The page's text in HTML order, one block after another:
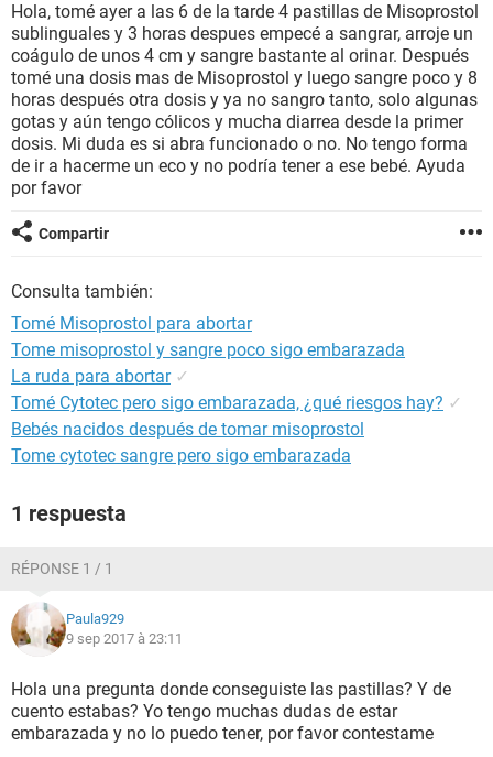
BIENESTAR
SEXUALIDAD
GLOSARIO
Hola, tomé ayer a las 6 de la tarde 4 pastillas de Misoprostol
sublinguales y 3 horas despues empecé a sangrar, arroje un
coágulo de unos 4 cm y sangre bastante al orinar. Después
tomé una dosis mas de Misoprostol y luego sangre poco y 8
horas después otra dosis y ya no sangro tanto, solo algunas
gotas y aún tengo cólicos y mucha diarrea desde la primer
dosis. Mi duda es si abra funcionado o no. No tengo forma
de ir a hacerme un eco y no podría tener a ese bebé. Ayuda
por favor
Compartir
Consulta también:
Tomé Misoprostol para abortar
Tome misoprostol y sangre poco sigo embarazada
La ruda para abortar ✓
Tomé Cytotec pero sigo embarazada, ¿qué riesgos hay? ✓
Bebés nacidos después de tomar misoprostol
Tome cytotec sangre pero sigo embarazada
1 respuesta
RÉPONSE 1 / 1
Paula929
9 sep 2017 à 23:11
Hola una pregunta donde conseguiste las pastillas? Y de
cuento estabas? Yo tengo muchas dudas de estar
embarazada y no lo puedo tener, por favor contestame